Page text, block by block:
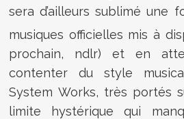
sera d’ailleurs sublimé une
musiques officielles mis à
prochain, ndlr) et en
contenter du style
System Works, très portés
limite hystérique qui